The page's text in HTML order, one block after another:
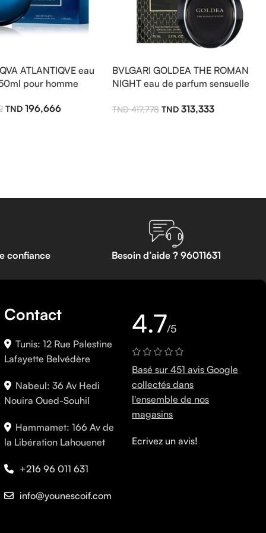
ATLANTIQVE eau
pour homme
196,666
BVLGARI GOLDEA THE ROMAN
NIGHT eau de parfum sensuelle
417,778 313,333
confiance Besoin d’aide ? 96011631
Contact
Tunis: 12 Rue Palestine
Lafayette Belvédère
Nabeul: 36 Av Hedi
Nouira Oued-Souhil
Hammamet: 166 Av de
la Libération Lahouenet
+216 96 011 631
info@younescoif.com
4.7/5
Basé sur 451 avis Google
collectés dans
l'ensemble de nos
magasins
Ecrivez un avis!